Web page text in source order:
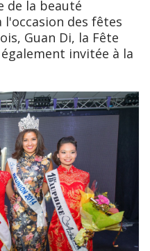
de la beauté
des fêtes
Guan Di, la Fête
invitée à la